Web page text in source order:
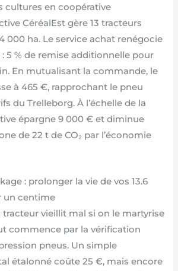
cultures en coopérative
CéréalEst gère 13 tracteurs
000 ha. Le service achat renégocie
5 % de remise additionnelle pour
En mutualisant la commande, le
à 465 €, rapprochant le pneu
du Trelleborg. À l’échelle de la
épargne 9 000 € et diminue
de 22 t de CO₂ par l’économie
: prolonger la vie de vos 13.6
un centime
tracteur vieillit mal si on le martyrise
commence par la vérification
pneus. Un simple
étalonné coûte 25 €, mais encore